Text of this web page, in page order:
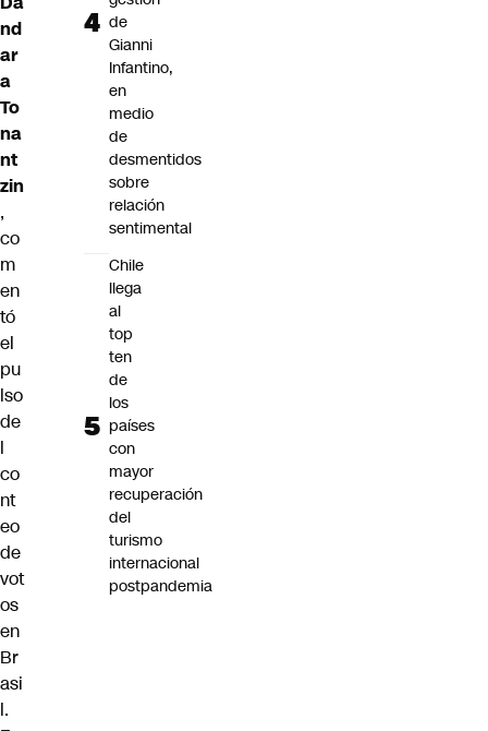
nd
ar
a
To
na
nt
zin
,
co
m
en
tó
el
pu
lso
de
l
co
nt
eo
de
vot
os
en
Br
asi
l.
de
Gianni
Infantino,
en
medio
de
desmentidos
sobre
relación
sentimental
Chile
llega
al
top
ten
de
los
países
con
mayor
recuperación
del
turismo
internacional
postpandemia